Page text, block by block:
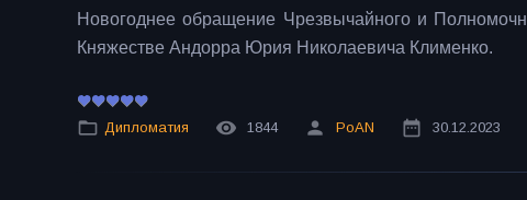
Новогоднее обращение Чрезвычайного и
Княжестве Андорра Юрия Николаевича Клименко.
Дипломатия 1844 PoAN 30.12.2023